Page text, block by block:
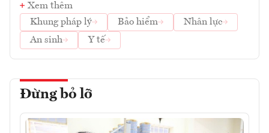
Xem thêm
Khung pháp lý
Bảo hiểm
Nhân lực
An sinh
Y tế
Đừng bỏ lỡ